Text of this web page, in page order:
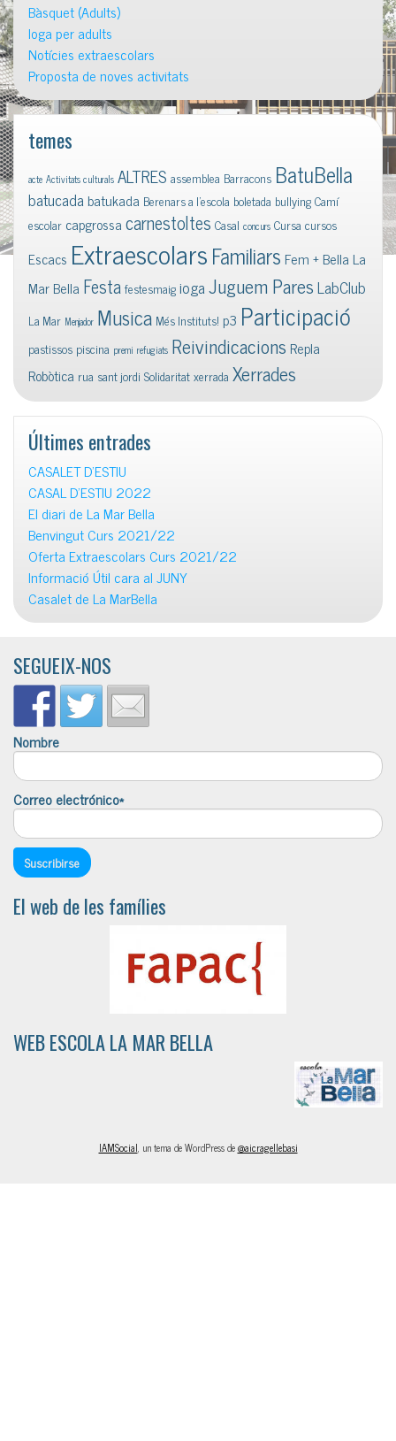
Bàsquet (Adults)
Ioga per adults
Notícies extraescolars
Proposta de noves activitats
temes
acte Activitats culturals ALTRES assemblea Barracons BatuBella
batucadabatukada Berenars a l'escola boletada bullyingCamí
escolar capgrossacarnestoltes Casal concurs Cursa cursos
Escacs ExtraescolarsFamiliars Fem + Bella La
Mar Bella FestafestesmaigiogaJuguem ParesLabClub
La Mar Menjador Musica Més Instituts! p3 Participació
pastissos piscina premi refugiats Reivindicacions Repla
Robòtica rua sant jordi Solidaritatxerrada Xerrades
Últimes entrades
CASALET D’ESTIU
CASAL D’ESTIU 2022
El diari de La Mar Bella
Benvingut Curs 2021/22
Oferta Extraescolars Curs 2021/22
Informació Útil cara al JUNY
Casalet de La MarBella
SEGUEIX-NOS
Nombre
Correo electrónico*
El web de les famílies
WEB ESCOLA LA MAR BELLA
IAMSocial, un tema de WordPress de@aicragellebasi